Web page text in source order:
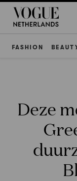
FASHION
Deze